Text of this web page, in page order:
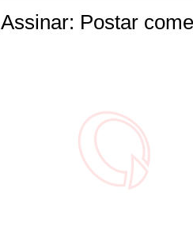
Assinar: Postar